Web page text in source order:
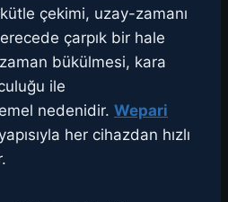
çekimi, uzay-zamanı
çarpık bir hale
bükülmesi, kara
ile
nedenidir. Wepari
her cihazdan hızlı